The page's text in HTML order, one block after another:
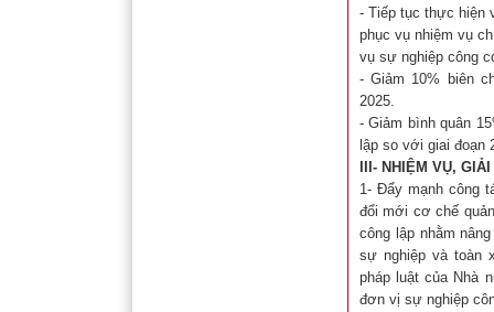
- Tiếp tục thực hiện
phục vụ nhiệm vụ
vụ sự nghiệp công
- Giảm 10% biên
2025.
- Giảm bình quân
lập so với giai đoạn
III- NHIỆM VỤ,
1- Đẩy mạnh công
đổi mới cơ chế
công lập nhằm
sự nghiệp và toàn
pháp luật của Nhà
đơn vị sự nghiệp